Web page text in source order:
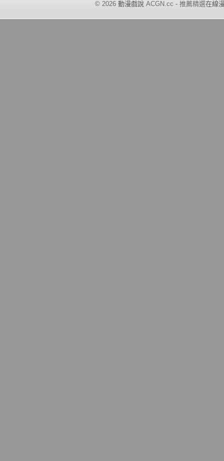
© 2026 動漫戲說 ACGN.cc - 推薦精選在線